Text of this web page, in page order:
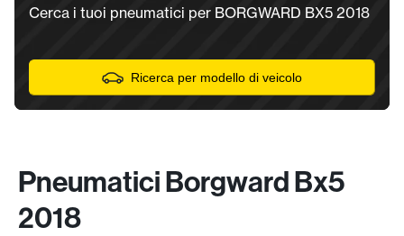
Cerca i tuoi pneumatici per BORGWARD BX5 2018
Ricerca per modello di veicolo
Pneumatici Borgward Bx5
2018